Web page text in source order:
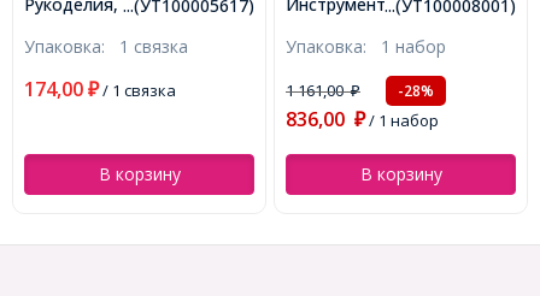
...(УТ100005617)
(УТ100005617)
Упаковка: 1 связка
174,00 ₽/ 1 связка
В корзину
...(УТ100008001)
Плоскогубцы, Круглогубцы,
Кусачки, Красные, 11~13см,
3шт/набор, (УТ100008001)
Упаковка: 1 набор
1 161,00₽ -28%
836,00 ₽/ 1 набор
В корзину